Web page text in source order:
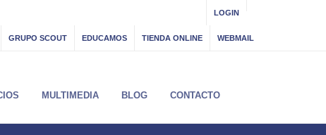
LOGIN
GRUPO SCOUT EDUCAMOS TIENDA ONLINE WEBMAIL
MULTIMEDIA BLOG CONTACTO